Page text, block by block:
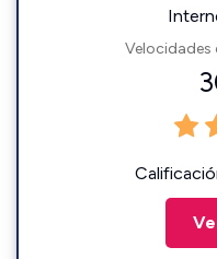
Velocidades